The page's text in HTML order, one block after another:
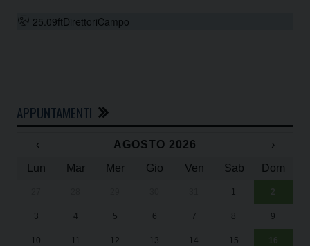
25.09ftDirettoriCampo
APPUNTAMENTI
‹ AGOSTO 2026
›
Lun
Mar Mer Gio Ven Sab Dom
1 2
3 4 5 6 7 8 9
10 11 12 13 14 15 16